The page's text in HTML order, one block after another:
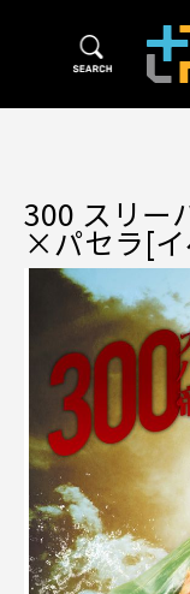
300 スリー
×パセラ[